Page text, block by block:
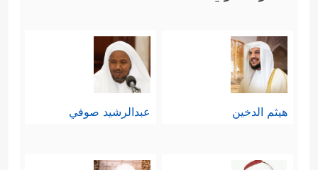
في هذا الكون الفسيح، ثم عقَّب بقوله:
﴿لَـَٔایَـٰتࣲ لِّقَوۡمࣲ یَعۡقِلُونَ﴾
، وقد أكَّد هذا المعنى
بقوله:﴿كَمَثَلِ ٱلَّذِی یَنۡعِقُ بِمَا لَا یَسۡمَعُ إِلَّا دُعَاۤءࣰ
وَنِدَاۤءࣰۚ صُمُّۢ بُكۡمٌ عُمۡیࣱ فَهُمۡ لَا یَعۡقِلُونَ﴾
هيثم الدخين عبدالرشيد صوفي